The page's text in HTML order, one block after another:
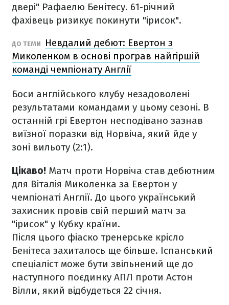
двері" Рафаелю Бенітесу. 61-річний
фахівець ризикує покинути "ірисок".
ДО ТЕМИ
Невдалий дебют: Евертон з
Миколенком в основі програв найгіршій
команді чемпіонату Англії
Боси англійського клубу незадоволені
результатами командами у цьому сезоні. В
останній грі Евертон несподівано зазнав
виїзної поразки від Норвіча, який йде у
зоні вильоту (2:1).
Цікаво! Матч проти Норвіча став дебютним
для Віталія Миколенка за Евертон у
чемпіонаті Англії. До цього український
захисник провів свій перший матч за
"ірисок" у Кубку країни.
Після цього фіаско тренерське крісло
Бенітеса захиталось ще більше. Іспанський
спеціаліст може бути звільнений ще до
наступного поєдинку АПЛ проти Астон
Вілли, який відбудеться 22 січня.